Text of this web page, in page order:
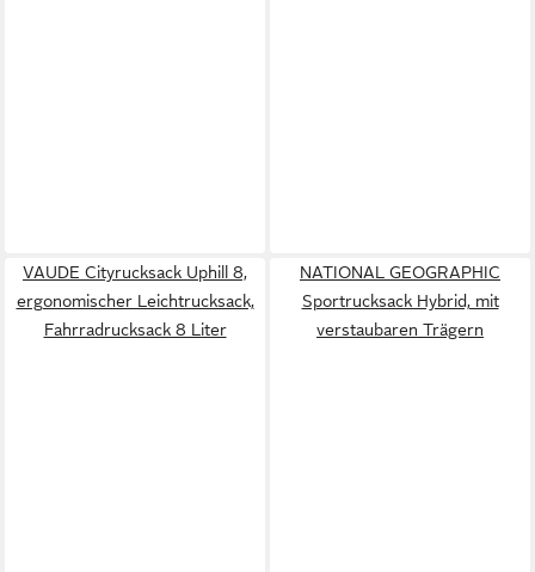
VAUDE Cityrucksack Uphill 8,
ergonomischer Leichtrucksack,
Fahrradrucksack 8 Liter
NATIONAL GEOGRAPHIC
Sportrucksack Hybrid, mit
verstaubaren Trägern